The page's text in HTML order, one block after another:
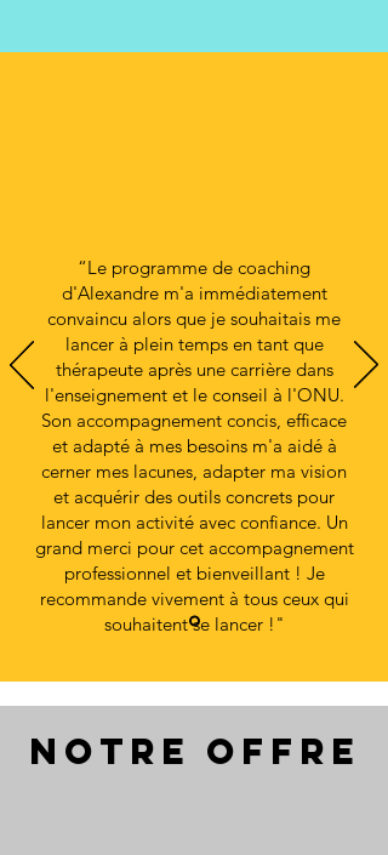
“Le programme de coaching
d'Alexandre m'a immédiatement
convaincu alors que je souhaitais me
lancer à plein temps en tant que
thérapeute après une carrière dans
l'enseignement et le conseil à l'ONU.
Son accompagnement concis, efficace
et adapté à mes besoins m'a aidé à
cerner mes lacunes, adapter ma vision
et acquérir des outils concrets pour
lancer mon activité avec confiance. Un
grand merci pour cet accompagnement
professionnel et bienveillant ! Je
recommande vivement à tous ceux qui
souhaitent se lancer !"
NOTRE OFFRE